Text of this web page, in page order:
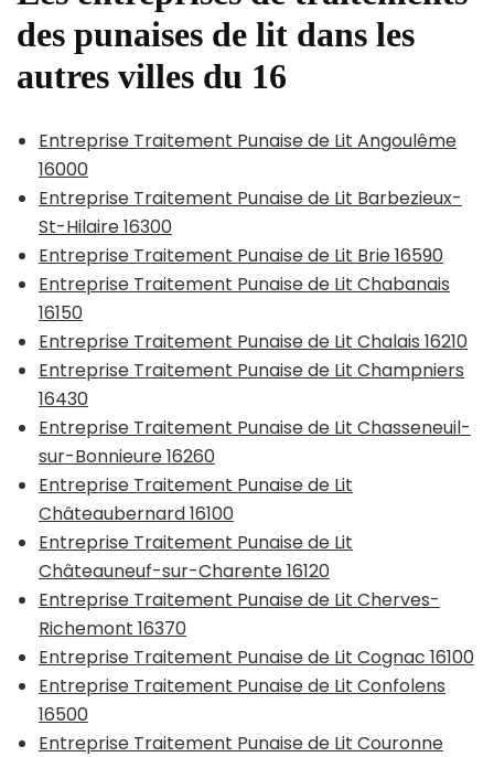
des punaises de lit dans les
autres villes du 16
Entreprise Traitement Punaise de Lit Angoulême
16000
Entreprise Traitement Punaise de Lit Barbezieux-
St-Hilaire 16300
Entreprise Traitement Punaise de Lit Brie 16590
Entreprise Traitement Punaise de Lit Chabanais
16150
Entreprise Traitement Punaise de Lit Chalais 16210
Entreprise Traitement Punaise de Lit Champniers
16430
Entreprise Traitement Punaise de Lit Chasseneuil-
sur-Bonnieure 16260
Entreprise Traitement Punaise de Lit
Châteaubernard 16100
Entreprise Traitement Punaise de Lit
Châteauneuf-sur-Charente 16120
Entreprise Traitement Punaise de Lit Cherves-
Richemont 16370
Entreprise Traitement Punaise de Lit Cognac 16100
Entreprise Traitement Punaise de Lit Confolens
16500
Entreprise Traitement Punaise de Lit Couronne